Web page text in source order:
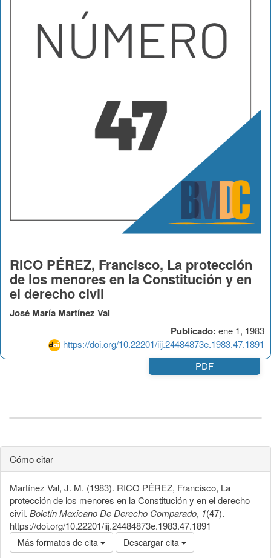
Publicado: ene 1, 1983
https://doi.org/10.22201/iij.24484873e.1983.47.1891
RICO PÉREZ, Francisco, La protección
de los menores en la Constitución y en
el derecho civil
José María Martínez Val
PDF
Cómo citar
Martínez Val, J. M. (1983). RICO PÉREZ, Francisco, La
protección de los menores en la Constitución y en el derecho
civil. Boletín Mexicano De Derecho Comparado, 1(47).
https://doi.org/10.22201/iij.24484873e.1983.47.1891
Más formatos de cita Descargar cita